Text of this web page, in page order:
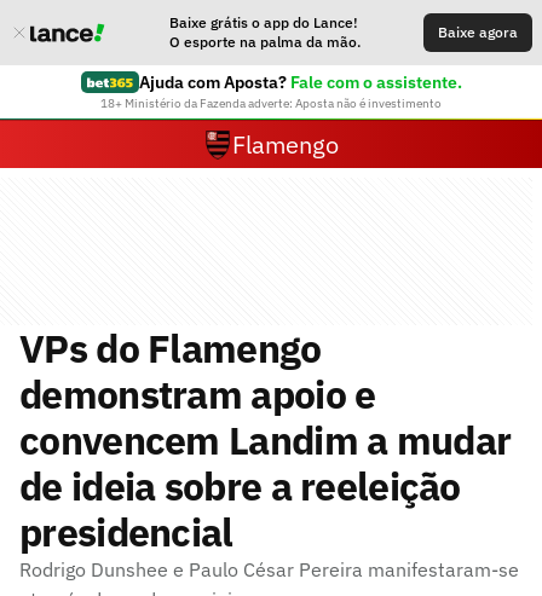
Baixe grátis o app do Lance!
O esporte na palma da mão.
Baixe agora
Ajuda com Aposta? Fale com o assistente.
18+ Ministério da Fazenda adverte: Aposta não é investimento
Flamengo
VPs do Flamengo
demonstram apoio e
convencem Landim a mudar
de ideia sobre a reeleição
presidencial
Rodrigo Dunshee e Paulo César Pereira manifestaram-se